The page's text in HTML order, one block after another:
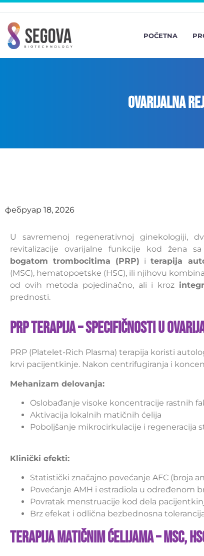
POČETNA
Ovarijalna
фебруар 18, 2026
U savremenoj regenerativnoj ginekologiji,
revitalizacije ovarijalne funkcije kod žena
bogatom trombocitima (PRP) iterapija
(MSC), hematopoetske (HSC), ili njihovu
od ovih metoda pojedinačno, ali i kroz
prednosti.
PRP Terapija – Specifičnosti u
PRP (Platelet-Rich Plasma) terapija koristi
krvi pacijentkinje. Nakon centrifugiranja i
Mehanizam delovanja:
Oslobađanje visoke koncentracije rastnih
Aktivacija lokalnih matičnih ćelija
Poboljšanje mikrocirkulacije i regeneracija
Klinički efekti:
Statistički značajno povećanje AFC (broja
Povećanje AMH i estradiola u određenom
Povratak menstruacije kod dela
Brz efekat i odlična bezbednosna
Terapija Matičnim Ćelijama – MSC,